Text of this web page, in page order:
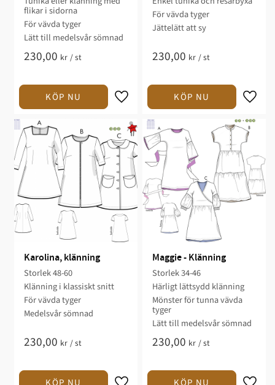
flikar i sidorna​
För vävda ​tyger
Lätt till medelsvår sömnad​
230,00 kr /st
För vävda tyger​​​
Jättelätt att sy​
230,00 kr /st
Karolina, klänning
Storlek 48-60​
Klänning i klassiskt snitt​
För vävda ​tyger
Medelsvår sömnad​​
230,00 kr /st
Maggie - Klänning
Storlek 34-46​
Härligt lättsydd klänning​
Mönster för tunna vävda
tyger​
​Lätt till medelsvår sömnad​​​​
230,00 kr /st